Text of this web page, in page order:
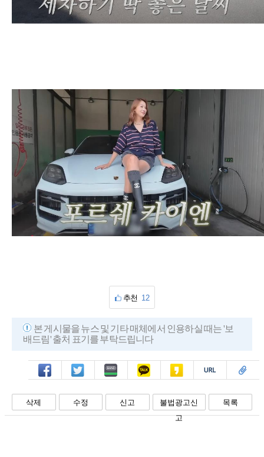
추천 12
본 게시물을 뉴스 및 기타 매체에서 인용하실 때는 '보
배드림' 출처 표기를 부탁드립니다
페북 트윗 밴드 카톡 카스 복사 스크랩
삭제 수정 신고
불법광고신
고
목록